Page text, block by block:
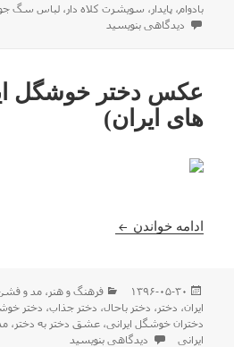
شده
در
بادوام،پایدار ، سویشرت کلاه دار ،لباس سگ
برای با یک لباس سگ جون آشنا شوید !!
دیدگاهی بنویسید
عکس دختر خوشگل
های ایران)
ادامه خواندن عکس دختر خوشگل
ارسال
شده
در
۱۳۹۶-۰۵-۳۰ دسته‌ها
فرهنگ و هنر ،مد و
ایران، دختر ، دختر باحال، دختر جذاب، دختر
دختران خوشگل ایرانی،عشق دختر به دختر ،
ایرانی
برای عکس دختر خوشگل ایرانی
دیدگاهی بنویسید